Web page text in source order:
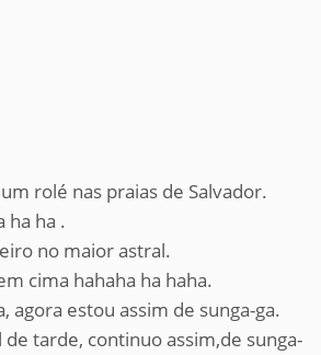
rolé nas praias de Salvador.
ha ha .
no maior astral.
cima hahaha ha haha.
agora estou assim de sunga-ga.
tarde, continuo assim,de sunga-